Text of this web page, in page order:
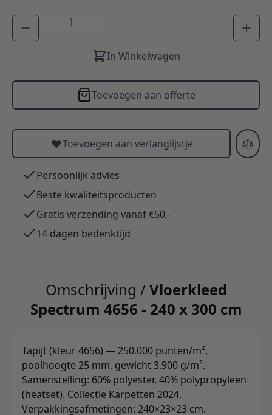
Aantal
In Winkelwagen
Toevoegen aan offerte
Toevoegen aan verlanglijstje
Persoonlijk advies
Beste kwaliteitsproducten
Gratis verzending vanaf €50,-
14 dagen bedenktijd
Omschrijving /Vloerkleed
Spectrum 4656 - 240 x 300 cm
Tapijt (kleur 4656) — 250.000 punten/m²,
poolhoogte 25 mm, gewicht 3.900 g/m².
Samenstelling: 60% polyester, 40% polypropyleen
(heatset). Collectie Karpetten 2024.
Verpakkingsafmetingen: 240×23×23 cm.